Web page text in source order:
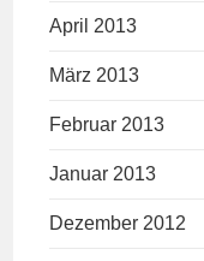
April 2013
März 2013
Februar 2013
Januar 2013
Dezember 2012